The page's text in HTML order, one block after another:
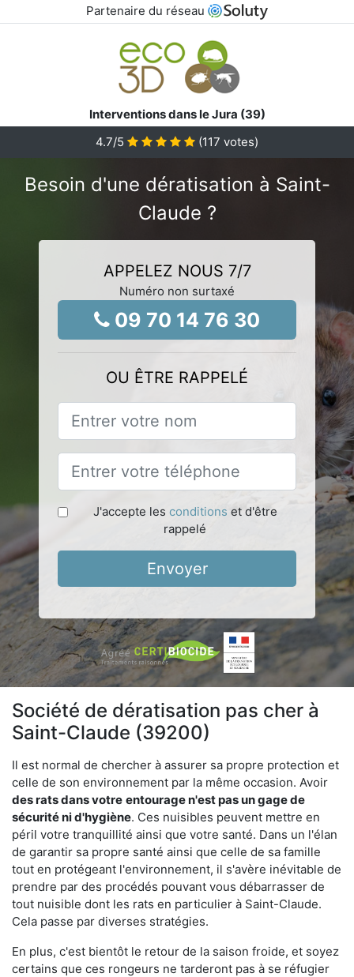
Partenaire du réseau
Interventions dans le Jura (39)
4.7/5 (117 votes)
Besoin d'une dératisation à Saint-
Claude ?
APPELEZ NOUS 7/7
Numéro non surtaxé
09 70 14 76 30
OU ÊTRE RAPPELÉ
J'accepte les conditions et d'être
rappelé
Envoyer
Société de dératisation pas cher à
Saint-Claude (39200)
Il est normal de chercher à assurer sa propre protection et
celle de son environnement par la même occasion. Avoir
des rats dans votre entourage n'est pas un gage de
sécurité ni d'hygiène. Ces nuisibles peuvent mettre en
péril votre tranquillité ainsi que votre santé. Dans un l'élan
de garantir sa propre santé ainsi que celle de sa famille
tout en protégeant l'environnement, il s'avère inévitable de
prendre par des procédés pouvant vous débarrasser de
tout nuisible dont les rats en particulier à Saint-Claude.
Cela passe par diverses stratégies.
En plus, c'est bientôt le retour de la saison froide, et soyez
certains que ces rongeurs ne tarderont pas à se réfugier